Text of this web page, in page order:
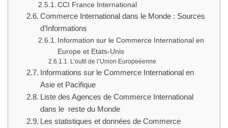
CCI France International
Commerce International dans le Monde : Sources
d’Informations
Information sur le Commerce International en
Europe et Etats-Unis
L’outil de l’Union Europeéenne
Informations sur le Commerce International en
Asie et Pacifique
Liste des Agences de Commerce International
dans le reste du Monde
Les statistiques et données de Commerce